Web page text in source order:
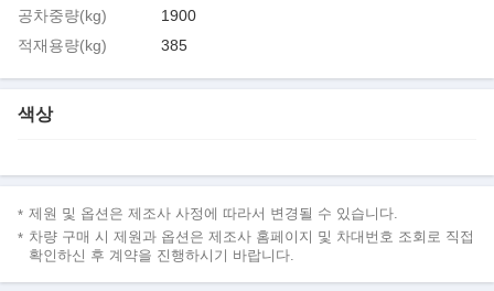
공차중량(kg)
1900
적재용량(kg)
385
색상
제원 및 옵션은 제조사 사정에 따라서 변경될 수 있습니다.
차량 구매 시 제원과 옵션은 제조사 홈페이지 및 차대번호 조회로 직접
확인하신 후 계약을 진행하시기 바랍니다.